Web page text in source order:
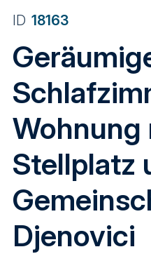
ID 18163
Wohnung
Stellplatz
Djenovici